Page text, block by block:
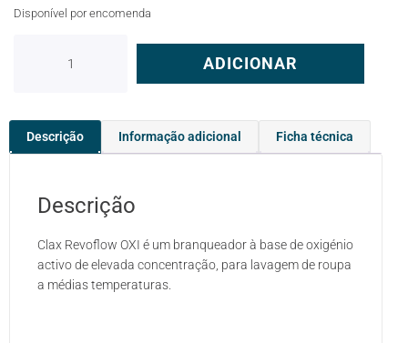
Disponível por encomenda
ADICIONAR
Descrição Informação adicional Ficha técnica
Descrição
Clax Revoflow OXI é um branqueador à base de oxigénio
activo de elevada concentração, para lavagem de roupa
a médias temperaturas.